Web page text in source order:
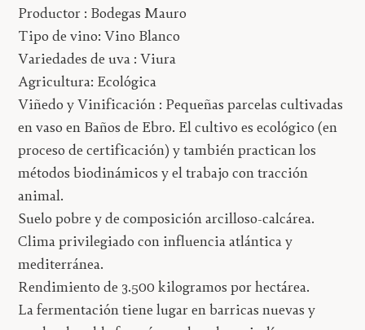
Productor : Bodegas Mauro
Tipo de vino: Vino Blanco
Variedades de uva : Viura
Agricultura: Ecológica
Viñedo y Vinificación : Pequeñas parcelas cultivadas
en vaso en Baños de Ebro. El cultivo es ecológico (en
proceso de certificación) y también practican los
métodos biodinámicos y el trabajo con tracción
animal.
Suelo pobre y de composición arcilloso-calcárea.
Clima privilegiado con influencia atlántica y
mediterránea.
Rendimiento de 3.500 kilogramos por hectárea.
La fermentación tiene lugar en barricas nuevas y